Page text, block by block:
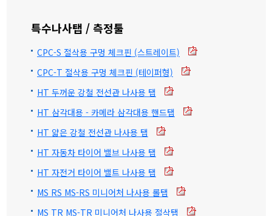
특수나사탭 / 측정툴
CPC-S 절삭용 구멍 체크핀 (스트레이트)
CPC-T 절삭용 구멍 체크핀 (테이퍼형)
HT 두꺼운 강철 전선관 나사용 탭
HT 삼각대용 - 카메라 삼각대용 핸드탭
HT 얇은 강철 전선관 나사용 탭
HT 자동차 타이어 밸브 나사용 탭
HT 자전거 타이어 밸트 나사용 탭
MS RS MS-RS 미니어처 나사용 롤탭
MS TR MS-TR 미니어처 나사용 절삭탭